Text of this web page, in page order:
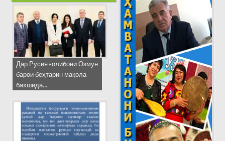
Дар Русия ғолибони Озмун
барои беҳтарин мақола
бахшида...